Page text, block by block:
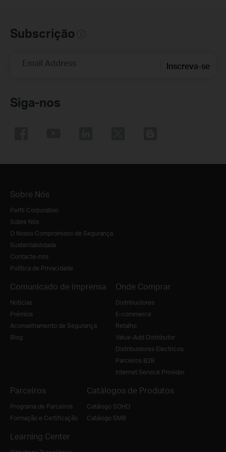
Subscrição
Email Address Inscreva-se
Siga-nos
Sobre Nós
Perfil Corporativo
Sobre Nós
O Nosso Compromisso de Segurança
Sustentabilidade
Contacte-nos
Política de Privacidade
Comunicado de imprensa
Notícias
Prémios
Aconselhamento de Segurança
Blog
Onde Comprar
Distribuidores
E-commerce
Retalho
Value-Add Distributor
Distribuidores Electricos
Parceiros B2B
Internet Service Provider
Parceiros
Programa de Parceiros
Formação e Certificação
Catálogos de Produtos
Catálogo SOHO
Catálogo SMB
Learning Center